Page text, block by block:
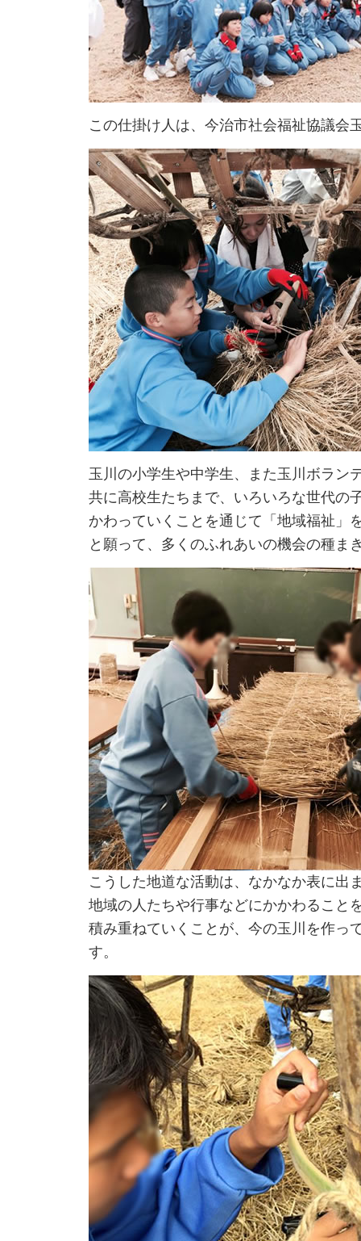
この仕掛け人は、今治市社会福祉協議会
玉川の小学生や中学生、また玉川ボラン
共に高校生たちまで、いろいろな世代の
かわっていくことを通じて「地域福祉」
と願って、多くのふれあいの機会の種ま
こうした地道な活動は、なかなか表に出
地域の人たちや行事などにかかわること
積み重ねていくことが、今の玉川を作っ
す。